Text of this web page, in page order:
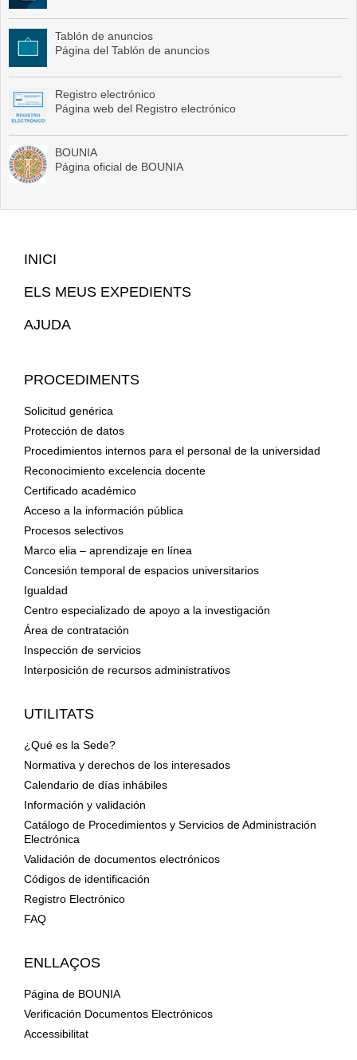
Tablón de anuncios
Página del Tablón de anuncios
Registro electrónico
Página web del Registro electrónico
BOUNIA
Página oficial de BOUNIA
Mapa
Web
INICI
ELS MEUS EXPEDIENTS
AJUDA
PROCEDIMENTS
Solicitud genérica
Protección de datos
Procedimientos internos para el personal de la universidad
Reconocimiento excelencia docente
Certificado académico
Acceso a la información pública
Procesos selectivos
Marco elia – aprendizaje en línea
Concesión temporal de espacios universitarios
Igualdad
Centro especializado de apoyo a la investigación
Área de contratación
Inspección de servicios
Interposición de recursos administrativos
UTILITATS
¿Qué es la Sede?
Normativa y derechos de los interesados
Calendario de días inhábiles
Información y validación
Catálogo de Procedimientos y Servicios de Administración
Electrónica
Validación de documentos electrónicos
Códigos de identificación
Registro Electrónico
FAQ
ENLLAÇOS
Página de BOUNIA
Verificación Documentos Electrónicos
Accessibilitat